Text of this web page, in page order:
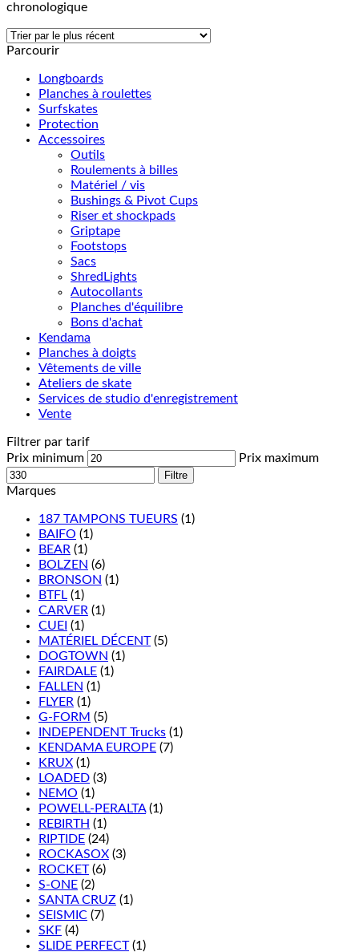
chronologique
Parcourir
Longboards
Planches à roulettes
Surfskates
Protection
Accessoires
Outils
Roulements à billes
Matériel / vis
Bushings & Pivot Cups
Riser et shockpads
Griptape
Footstops
Sacs
ShredLights
Autocollants
Planches d'équilibre
Bons d'achat
Kendama
Planches à doigts
Vêtements de ville
Ateliers de skate
Services de studio d'enregistrement
Vente
Filtrer par tarif
Prix minimum
Prix maximum
Filtre
Marques
187 TAMPONS TUEURS (1)
BAIFO (1)
BEAR (1)
BOLZEN (6)
BRONSON (1)
BTFL (1)
CARVER (1)
CUEI (1)
MATÉRIEL DÉCENT (5)
DOGTOWN (1)
FAIRDALE (1)
FALLEN (1)
FLYER (1)
G-FORM (5)
INDEPENDENT Trucks (1)
KENDAMA EUROPE (7)
KRUX (1)
LOADED (3)
NEMO (1)
POWELL-PERALTA (1)
REBIRTH (1)
RIPTIDE (24)
ROCKASOX (3)
ROCKET (6)
S-ONE (2)
SANTA CRUZ (1)
SEISMIC (7)
SKF (4)
SLIDE PERFECT (1)